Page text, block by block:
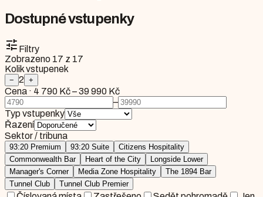
Dostupné vstupenky
tune Filtry
Zobrazeno 17 z 17
Kolik vstupenek
− 2 +
Cena · 4 790 Kč–39 990 Kč
–
Typ vstupenky
Řazení
Sektor / tribuna
93:20 Premium 93:20 Suite
Citizens Hospitality
Commonwealth Bar
Heart of the City
Longside Lower
Manager's Corner
Media Zone Hospitality
The 1894 Bar
Tunnel Club
Tunnel Club Premier